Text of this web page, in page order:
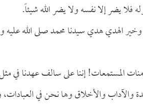
يضر إلا نفسه ولا يضر الله شيئاً.
الهدي هدي سيدنا محمد صلى الله عليه
المستمعات! إننا على سالف عهدنا في
والآداب والأخلاق وها نحن في